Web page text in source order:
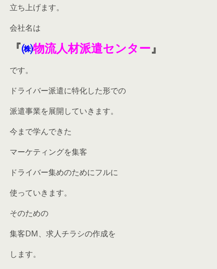
立ち上げます。
会社名は
『㈱物流人材派遣センター』
です。
ドライバー派遣に特化した形での
派遣事業を展開していきます。
今まで学んできた
マーケティングを集客
ドライバー集めのためにフルに
使っていきます。
そのための
集客DM、求人チラシの作成を
します。